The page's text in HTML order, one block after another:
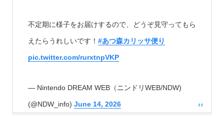
不定期に様子をお届けするので、どうぞ見守ってもら
えたらうれしいです！ #あつ森カリッサ便り
pic.twitter.com/rurxtnpVKP
— Nintendo DREAM WEB（ニンドリWEB/NDW)
(@NDW_info) June 14, 2026